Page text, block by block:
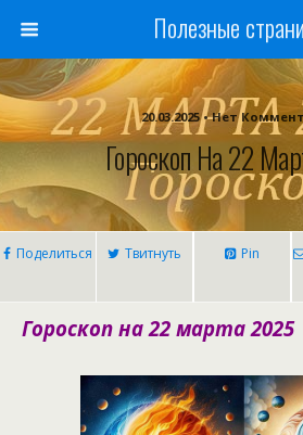
Полезные
20.03.2025 • Нет
Гороскоп На 22
Поделиться Твитнуть Pin
Гороскоп на 22 марта 2025